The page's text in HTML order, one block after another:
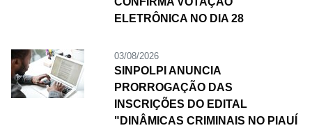
ELETRÔNICA NO DIA 28
03/08/2026
SINPOLPI ANUNCIA
PRORROGAÇÃO DAS
INSCRIÇÕES DO EDITAL
"DINÂMICAS CRIMINAIS NO PIAUÍ